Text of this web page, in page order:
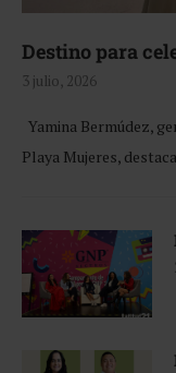
Destino para
3 julio, 2026
Yamina Bermúdez,
Playa Mujeres,